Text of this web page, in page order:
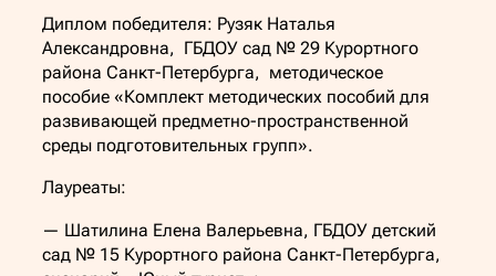
Диплом победителя: Рузяк Наталья
Александровна, ГБДОУ сад № 29 Курортного
района Санкт-Петербурга, методическое
пособие «Комплект методических пособий для
развивающей предметно-пространственной
среды подготовительных групп».
Лауреаты:
— Шатилина Елена Валерьевна, ГБДОУ детский
сад № 15 Курортного района Санкт-Петербурга,